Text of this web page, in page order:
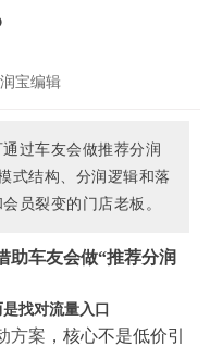
宝编辑
过车友会做推荐分润
式结构、分润逻辑和落
员裂变的门店老板。
助车友会做“推荐分润
找对流量入口
方案 ，核心不是低价引